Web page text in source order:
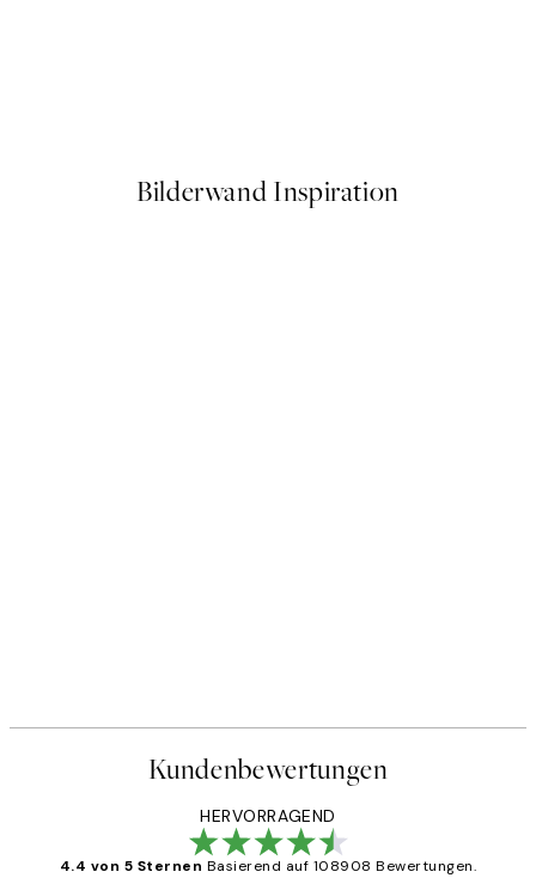
Bilderwand Inspiration
Kundenbewertungen
HERVORRAGEND
4.4 von 5 Sternen Basierend auf 108908 Bewertungen.